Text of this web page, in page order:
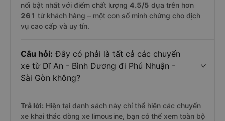
nổi bật nhất với điểm chất lượng 4.5/5 dựa trên hơn
261 từ khách hàng – một con số minh chứng cho dịch
vụ cao cấp và uy tín.
Câu hỏi: Đây có phải là tất cả các chuyến
xe từ Dĩ An - Bình Dương đi Phú Nhuận -
Sài Gòn không?
Trả lời: Hiện tại danh sách này chỉ thể hiện các chuyến
xe khai thác dòng xe limousine, bạn có thể xem toàn bộ